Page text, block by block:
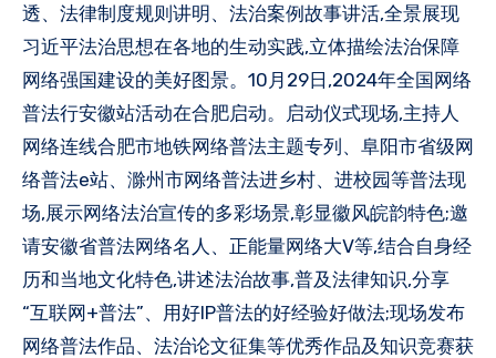
透、法律制度规则讲明、法治案例故事讲活,全景展现
习近平法治思想在各地的生动实践,立体描绘法治保障
网络强国建设的美好图景。10月29日,2024年全国网络
普法行安徽站活动在合肥启动。启动仪式现场,主持人
网络连线合肥市地铁网络普法主题专列、阜阳市省级网
络普法e站、滁州市网络普法进乡村、进校园等普法现
场,展示网络法治宣传的多彩场景,彰显徽风皖韵特色;邀
请安徽省普法网络名人、正能量网络大V等,结合自身经
历和当地文化特色,讲述法治故事,普及法律知识,分享
“互联网+普法”、用好IP普法的好经验好做法;现场发布
网络普法作品、法治论文征集等优秀作品及知识竞赛获